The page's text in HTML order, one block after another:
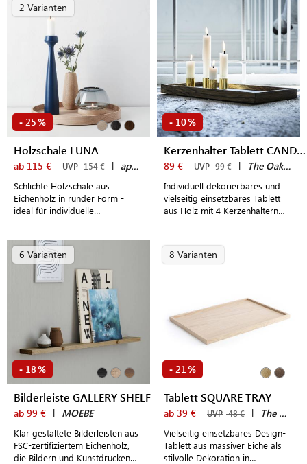
2 Varianten
- 25 %
Holzschale LUNA
ab 115 € UVP 154 € | applicata
Schlichte Holzschale aus
Eichenholz in runder Form -
ideal für individuelle
- 10%
Kerzenhalter Tablett CANDLE TRAY DE LUXE
89 € UVP 99 € | The Oak Men
Individuell dekorierbares und
vielseitig einsetzbares Tablett
aus Holz mit 4 Kerzenhaltern
Stil
6 Varianten
- 18%
Bilderleiste GALLERY SHELF
ab 99 € | MOEBE
Klar gestaltete Bilderleisten aus
FSC-zertifiziertem Eichenholz,
die Bildern und Kunstdrucken
8 Varianten
- 21 %
Tablett SQUARE TRAY
ab 39 € UVP 48 € | The Oak Men
Vielseitig einsetzbares Design-
Tablett aus massiver Eiche als
stilvolle Dekoration in